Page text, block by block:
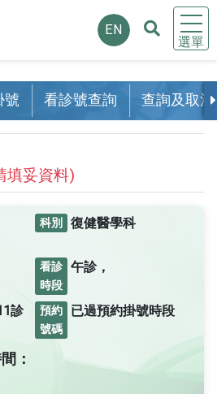
選單
EN
號 看診號查詢 查詢及取消
填妥資料)
科別 復健醫學科
看診
時段
午診，
診
預約
號碼
已過預約掛號時段
：